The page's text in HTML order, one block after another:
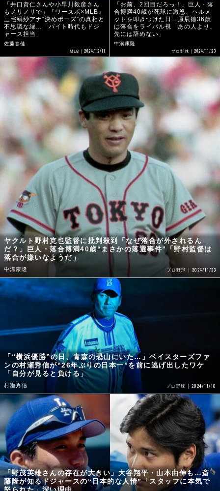
「井口資仁さんや小早川毅彦さん
もノリノリで」『ワースポ×MLB』
三宅絹紗アナ“決めポーズ”の真相と
不思議な縁…「バイト時代もドジ
ャース担当」
佐藤春佳
MLB 2024/12/11
「お前、2回目だろっ！」巨人・落
合博満40歳が死球に激怒、ヘルメ
ットを叩きつけた日…原辰徳36歳
は落合をライバル視「あの人より、
先には辞めない」
中溝康隆
プロ野球 2024/11/23
ヤクルト野村克也監督に批判殺到「なぜ落合が外されるん
だ？」巨人・落合博満40歳“まさかの落選事件”「野村監督は
落合が嫌いなようだ」
中溝康隆 プロ野球 2024/11/23
「“横浜優勝”の日、青森の恐山にいた…」ベイスターズファ
ンの村瀬秀信が“26年ぶりの日本一”を前に逃げ出したワケ
「自分が見ると負ける」
村瀬秀信 プロ野球 2024/11/18
「野茂英雄さんの存在が大きい」大谷翔平・山本由伸も…斎
藤隆が知るドジャースの“日本的な人情”「スタッフに本気で